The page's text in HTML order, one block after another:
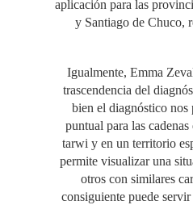
aplicación para las
y Santiago de Chuco,
Igualmente, Emma
trascendencia del
bien el diagnóstico
puntual para las
tarwi y en un territorio
permite visualizar una
otros con similares
consiguiente puede